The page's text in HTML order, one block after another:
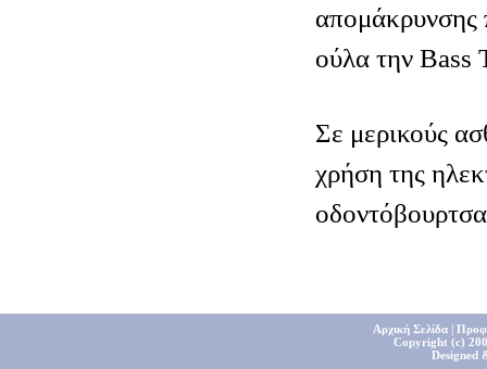
ούλα την Βass
Σε μερικούς
χρήση της
Αρχική Σελίδα|
Copyright (c)
Designed